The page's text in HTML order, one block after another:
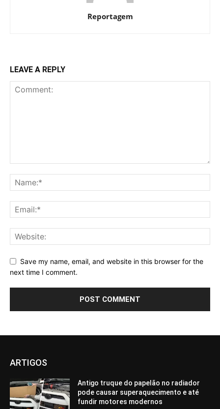
Reportagem
LEAVE A REPLY
Save my name, email, and website in this browser for the
next time I comment.
ARTIGOS
Antigo truque do papelão no radiador
pode causar superaquecimento e até
fundir motores modernos